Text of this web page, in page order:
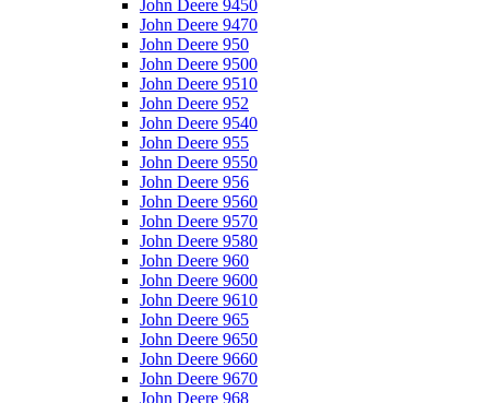
John Deere 9450
John Deere 9470
John Deere 950
John Deere 9500
John Deere 9510
John Deere 952
John Deere 9540
John Deere 955
John Deere 9550
John Deere 956
John Deere 9560
John Deere 9570
John Deere 9580
John Deere 960
John Deere 9600
John Deere 9610
John Deere 965
John Deere 9650
John Deere 9660
John Deere 9670
John Deere 968